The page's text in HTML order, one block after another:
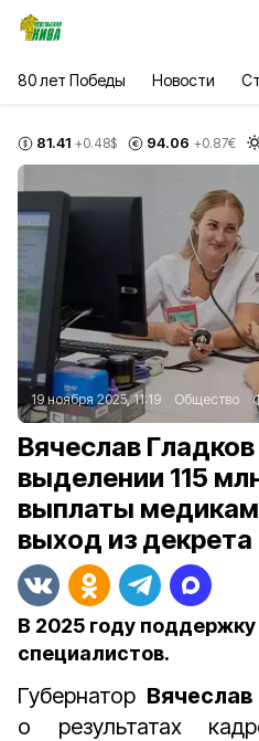
80 лет Победы Новости
81.41 +0.48$ 94.06 +0.87€
19 ноября 2025, 11:19 Общество
Вячеслав
выделении 115
выплаты
выход из декрета
В 2025 году
специалистов.
Губернатор
о результатах